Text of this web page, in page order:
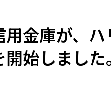
用金庫が、
始しました。